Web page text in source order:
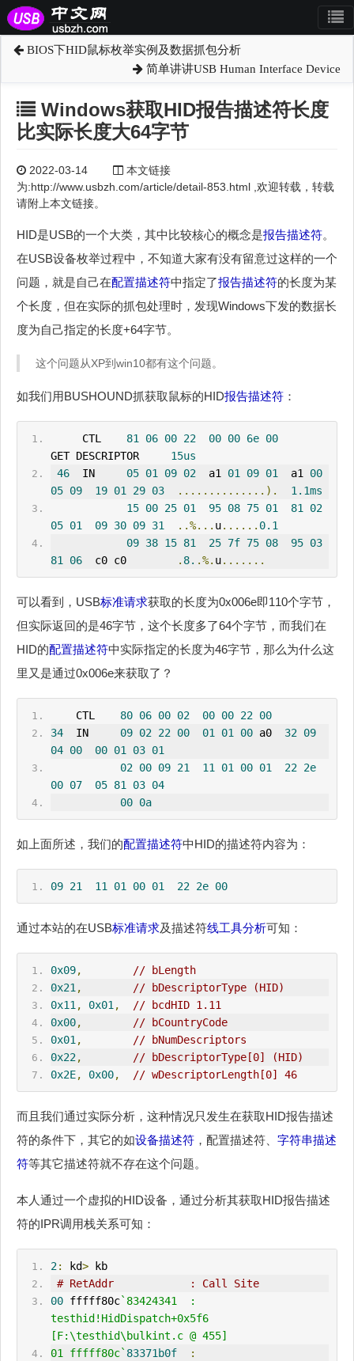
BIOS下HID鼠标枚举实例及数据抓包分析
简单讲讲USB Human Interface Device
Windows获取HID报告描述符长度
比实际长度大64字节
2022-03-14
本文链接
为:http://www.usbzh.com/article/detail-853.html ,欢迎转载，转载
请附上本文链接。
HID是USB的一个大类，其中比较核心的概念是报告描述符。
在USB设备枚举过程中，不知道大家有没有留意过这样的一个
问题，就是自己在配置描述符中指定了报告描述符的长度为某
个长度，但在实际的抓包处理时，发现Windows下发的数据长
度为自己指定的长度+64字节。
这个问题从XP到win10都有这个问题。
如我们用BUSHOUND抓获取鼠标的HID报告描述符 ：
     CTL
81 06 00 22 00 00 6e 00
GET DESCRIPTOR 15us
46
IN 05 01 09 02
  a1
01 09 01
  a1
00
05 09 19 01 29 03 ..............).
1.1ms
15 00 25 01 95 08 75 01 81
02
05 01 09 30 09 31 ..%... u...... 0.1
09 38 15 81 25 7f 75 08 95 03
81
06
  c0 c0
. 8. .%. u.......
可以看到，USB标准请求获取的长度为0x006e即110个字节，
但实际返回的是46字节，这个长度多了64个字节，而我们在
HID的配置描述符中实际指定的长度为46字节，那么为什么这
里又是通过0x006e来获取了？
    CTL
80 06 00 02 00 00 22 00
34
IN 09 02 22 00 01 01 00 a0 32 09
04 00 00 01 03 01
02 00 09 21 11 01 00 01 22 2e
00 07 05 81 03 04
00 0a
如上面所述，我们的配置描述符中HID的描述符内容为：
09 21 11 01 00 01 22 2e 00
通过本站的在USB标准请求及描述符线工具分析可知：
0x09,
// bLength
0x21 ,
// bDescriptorType (HID)
0x11 , 0x01 ,
// bcdHID 1.11
0x00,
// bCountryCode
0x01 ,
// bNumDescriptors
0x22,
// bDescriptorType[0] (HID)
0x2E, 0x00, // wDescriptorLength[0] 46
而且我们通过实际分析，这种情况只发生在获取HID报告描述
符的条件下，其它的如设备描述符 ，配置描述符、 字符串描述
符等其它描述符就不存在这个问题。
本人通过一个虚拟的HID设备，通过分析其获取HID报告描述
符的IPR调用栈关系可知：
2: kd> kb
# RetAddr            : Call Site
00 fffff80c`83424341  :
testhid!HidDispatch+0x5f6
[F:\testhid\bulkint.c @ 455]
01 fffff80c` 83371b0f
: